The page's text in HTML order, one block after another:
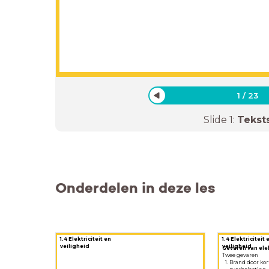
1 /23
Slide 1:
Onderdelen in deze les
1.4 Elektriciteit en
veiligheid
1.4 Elektriciteit
veiligheid
Gevaren van
Twee gevaren
Brand door